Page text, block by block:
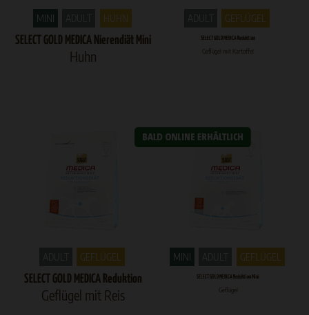
MINI HUHN
SELECT GOLD MEDICA Nierendiät Mini
Huhn
GEFLÜGEL
SELECT GOLD MEDICA Reduktion
Geflügel mit Kartoffel
GEFLÜGEL
SELECT GOLD MEDICA Reduktion
Geflügel mit Reis
MINI GEFLÜGEL
SELECT GOLD MEDICA Reduktion Mini